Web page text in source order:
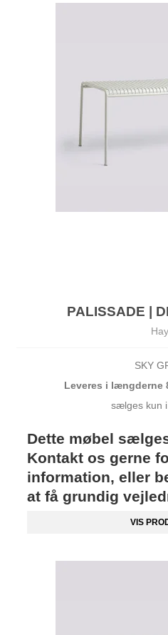
PALISSADE |
Hay
SKY
Leveres i længderne
sælges kun
Dette møbel
Kontakt os gerne
information, eller
at få grundig
VIS